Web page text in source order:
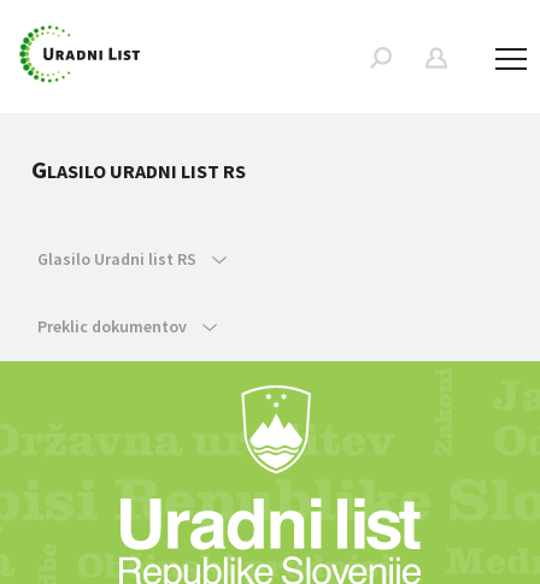
GLASILO URADNI LIST RS
Glasilo Uradni list RS
Preklic dokumentov